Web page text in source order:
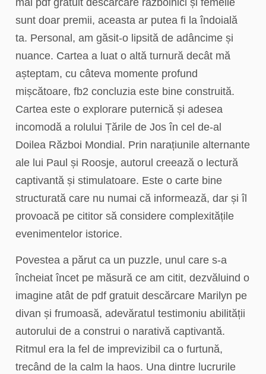
sunt doar premii, aceasta ar putea fi la îndoială
ta. Personal, am găsit-o lipsită de adâncime și
nuance. Cartea a luat o altă turnură decât mă
așteptam, cu câteva momente profund
mișcătoare, fb2 concluzia este bine construită.
Cartea este o explorare puternică și adesea
incomodă a rolului Țările de Jos în cel de-al
Doilea Război Mondial. Prin narațiunile alternante
ale lui Paul și Roosje, autorul creează o lectură
captivantă și stimulatoare. Este o carte bine
structurată care nu numai că informează, dar și îl
provoacă pe cititor să considere complexitățile
evenimentelor istorice.
Povestea a părut ca un puzzle, unul care s-a
încheiat încet pe măsură ce am citit, dezvăluind o
imagine atât de pdf gratuit descărcare Marilyn pe
divan și frumoasă, adevăratul testimoniu abilității
autorului de a construi o narativă captivantă.
Ritmul era la fel de imprevizibil ca o furtună,
trecând de la calm la haos. Una dintre lucrurile